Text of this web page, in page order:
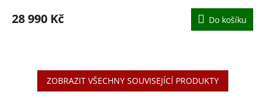
M
A
28 990 Kč Do košíku
ZOBRAZIT VŠECHNY SOUVISEJÍCÍ PRODUKTY